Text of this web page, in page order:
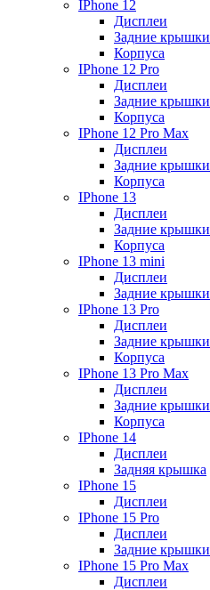
IPhone 12
Дисплеи
Задние крышки
Корпуса
IPhone 12 Pro
Дисплеи
Задние крышки
Корпуса
IPhone 12 Pro Max
Дисплеи
Задние крышки
Корпуса
IPhone 13
Дисплеи
Задние крышки
Корпуса
IPhone 13 mini
Дисплеи
Задние крышки
IPhone 13 Pro
Дисплеи
Задние крышки
Корпуса
IPhone 13 Pro Max
Дисплеи
Задние крышки
Корпуса
IPhone 14
Дисплеи
Задняя крышка
IPhone 15
Дисплеи
IPhone 15 Pro
Дисплеи
Задние крышки
IPhone 15 Pro Max
Дисплеи